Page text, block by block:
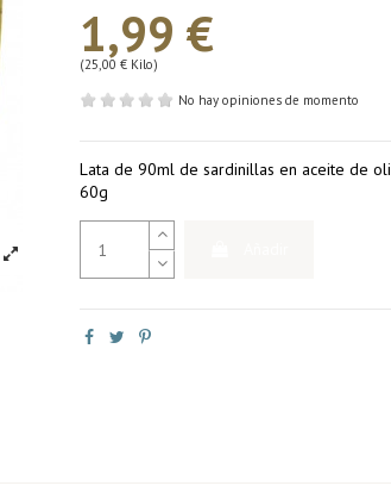
1,99 €
(25,00 € Kilo)
No hay opiniones de momento
Lata de 90ml de sardinillas en aceite de
60g